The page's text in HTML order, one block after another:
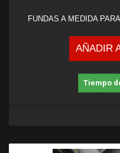
FUNDAS A MEDIDA
AÑADIR
Tiempo